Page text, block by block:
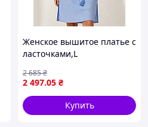
Женское вышитое платье с
ласточками,L
2 497.05 ₴
2 685₴
Купить